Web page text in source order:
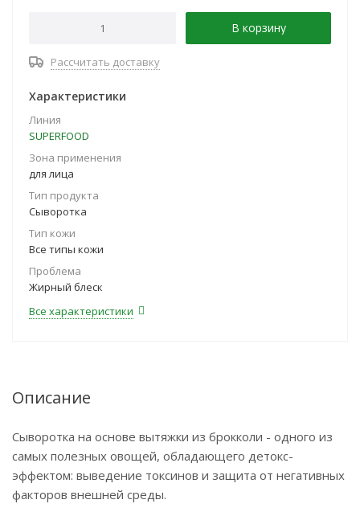
В корзину
Рассчитать доставку
Характеристики
Линия
SUPERFOOD
Зона применения
для лица
Тип продукта
Сыворотка
Тип кожи
Все типы кожи
Проблема
Жирный блеск
Все характеристики
Описание
Сыворотка на основе вытяжки из брокколи - одного из
самых полезных овощей, обладающего детокс-
эффектом: выведение токсинов и защита от негативных
факторов внешней среды.